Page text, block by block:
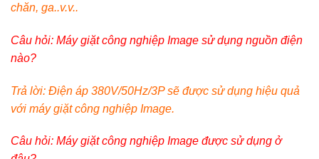
chăn, ga..v.v..
Câu hỏi: Máy giặt công nghiệp Image sử dụng nguồn điện
nào?
Trả lời: Điện áp 380V/50Hz/3P sẽ được sử dụng hiệu quả
với máy giặt công nghiệp Image.
Câu hỏi: Máy giặt công nghiệp Image được sử dụng ở